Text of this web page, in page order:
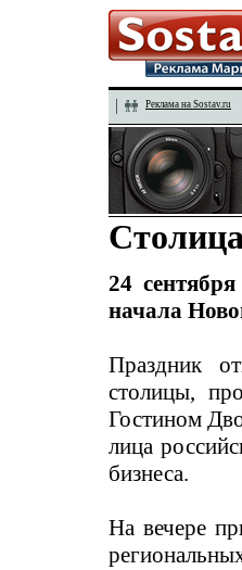
Реклама на Sostav.ru
24
начала
Праздник
столицы,
Гостином
лица
бизнеса.
На вечере